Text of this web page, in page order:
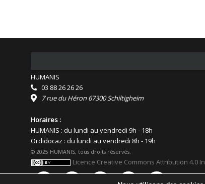
HUMANIS
03 88 26 26 26
7 rue du Héron 67300 Schiltigheim
Horaires :
HUMANIS : du lundi au vendredi 9h - 18h
Ordidocaz : du lundi au vendredi 8h - 19h
© 2025 HUMANIS, tous droits réservés.
Licence Creative Commons Attribution 4.0